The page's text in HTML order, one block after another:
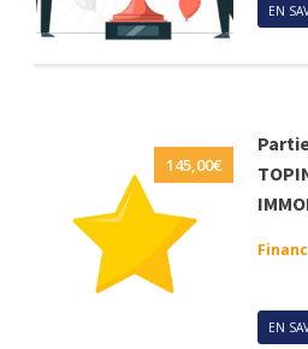
EN
145,00€
EN